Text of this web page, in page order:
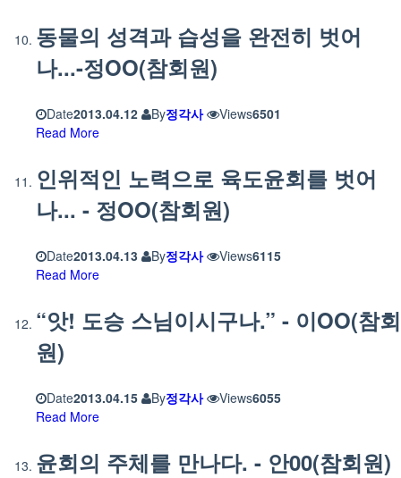
동물의 성격과 습성을 완전히 벗어
나...-정OO(참회원)
Date2013.04.12 By정각사 Views6501
Read More
인위적인 노력으로 육도윤회를 벗어
나... - 정OO(참회원)
Date2013.04.13 By정각사 Views6115
Read More
“앗! 도승 스님이시구나.” - 이OO(참회
원)
Date2013.04.15 By정각사 Views6055
Read More
윤회의 주체를 만나다. - 안00(참회원)